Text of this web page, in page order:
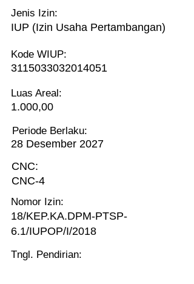
Jenis Izin:
IUP (Izin Usaha Pertambangan)
Kode WIUP:
3115033032014051
Luas Areal:
1.000,00
Periode Berlaku:
28 Desember 2027
CNC:
CNC-4
Nomor Izin:
18/KEP.KA.DPM-PTSP-
6.1/IUPOP/I/2018
Tngl. Pendirian: